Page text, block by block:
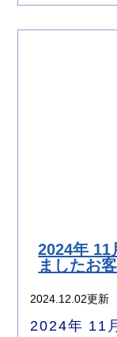
2024年 11
ましたお
2024.12.02更新
2024年 11